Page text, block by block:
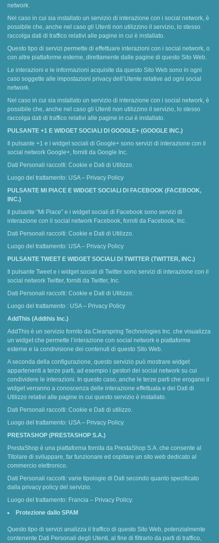
network.
Nel caso in cui sia installato un servizio di interazione con i social network, è
possibile che, anche nel caso gli Utenti non utilizzino il servizio, lo stesso
raccolga dati di traffico relativi alle pagine in cui è installato.
Questo tipo di servizi permette di effettuare interazioni con i social network, o
con altre piattaforme esterne, direttamente dalle pagine di questo Sito Web.
Le interazioni e le informazioni acquisite da questo Sito Web sono in ogni
caso soggette alle impostazioni privacy dell’Utente relative ad ogni social
network.
Nel caso in cui sia installato un servizio di interazione con i social network, è
possibile che, anche nel caso gli Utenti non utilizzino il servizio, lo stesso
raccolga dati di traffico relativi alle pagine in cui è installato.
PULSANTE +1 E WIDGET SOCIALI DI GOOGLE+ (GOOGLE INC.)
Il pulsante +1 e i widget sociali di Google+ sono servizi di interazione con il
social network Google+, forniti da Google Inc.
Dati Personali raccolti: Cookie e Dati di Utilizzo.
Luogo del trattamento: USA – Privacy Policy
PULSANTE MI PIACE E WIDGET SOCIALI DI FACEBOOK (FACEBOOK,
INC.)
Il pulsante “Mi Piace” e i widget sociali di Facebook sono servizi di
interazione con il social network Facebook, forniti da Facebook, Inc.
Dati Personali raccolti: Cookie e Dati di Utilizzo.
Luogo del trattamento: USA – Privacy Policy
PULSANTE TWEET E WIDGET SOCIALI DI TWITTER (TWITTER, INC.)
Il pulsante Tweet e i widget sociali di Twitter sono servizi di interazione con il
social network Twitter, forniti da Twitter, Inc.
Dati Personali raccolti: Cookie e Dati di Utilizzo.
Luogo del trattamento : USA – Privacy Policy
AddThis (Addthis Inc.)
AddThis è un servizio fornito da Clearspring Technologies Inc. che visualizza
un widget che permette l’interazione con social network e piattaforme
esterne e la condivisione dei contenuti di questo Sito Web.
A seconda della configurazione, questo servizio può mostrare widget
appartenenti a terze parti, ad esempio i gestori dei social network su cui
condividere le interazioni. In questo caso, anche le terze parti che erogano il
widget verranno a conoscenza delle interazione effettuata e dei Dati di
Utilizzo relativi alle pagine in cui questo servizio è installato.
Dati Personali raccolti: Cookie e Dati di utilizzo.
Luogo del trattamento: USA – Privacy Policy.
PRESTASHOP (PRESTASHOP S.A.)
PrestaShop è una piattaforma fornita da PrestaShop S.A. che consente al
Titolare di sviluppare, far funzionare ed ospitare un sito web dedicato al
commercio elettronico.
Dati Personali raccolti: varie tipologie di Dati secondo quanto specificato
dalla privacy policy del servizio.
Luogo del trattamento: Francia – Privacy Policy.
Protezione dallo SPAM
Questo tipo di servizi analizza il traffico di questo Sito Web, potenzialmente
contenente Dati Personali degli Utenti, al fine di filtrarlo da parti di traffico,